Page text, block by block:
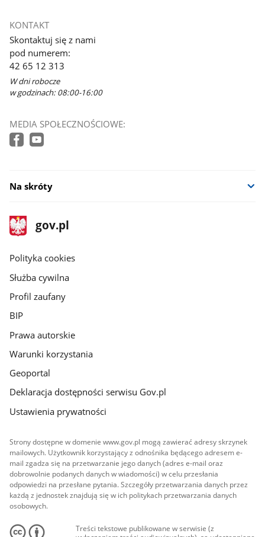
KONTAKT
Skontaktuj się z nami
pod numerem:
42 65 12 313
W dni robocze
w godzinach: 08:00-16:00
MEDIA SPOŁECZNOŚCIOWE:
Na skróty
stopka
gov.pl
Strona
gov.pl
gov.pl
Polityka cookies
Służba cywilna
Profil zaufany
BIP
Prawa autorskie
Warunki korzystania
Geoportal
Deklaracja dostępności serwisu Gov.pl
Ustawienia prywatności
Strony dostępne w domenie www.gov.pl mogą zawierać adresy skrzynek
mailowych. Użytkownik korzystający z odnośnika będącego adresem e-
mail zgadza się na przetwarzanie jego danych (adres e-mail oraz
dobrowolnie podanych danych w wiadomości) w celu przesłania
odpowiedzi na przesłane pytania. Szczegóły przetwarzania danych przez
każdą z jednostek znajdują się w ich politykach przetwarzania danych
osobowych.
Treści tekstowe publikowane w serwisie (z